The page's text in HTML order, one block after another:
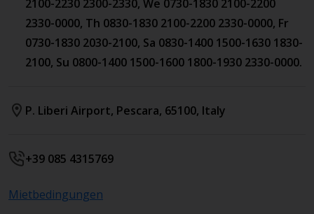
2100-2230 2300-2330, We 0730-1830 2100-2200
2330-0000, Th 0830-1830 2100-2200 2330-0000, Fr
0730-1830 2030-2100, Sa 0830-1400 1500-1630 1830-
2100, Su 0800-1400 1500-1600 1800-1930 2330-0000.
P. Liberi Airport, Pescara, 65100, Italy
+39 085 4315769
Mietbedingungen